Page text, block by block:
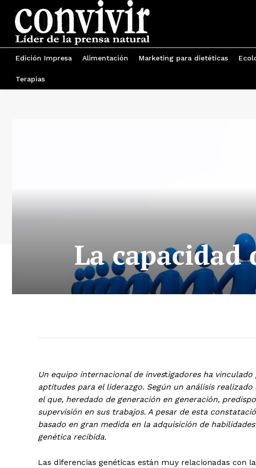
Edición Impresa Alimentación Marketing para dietéticas
Terapias
La
Un equipo internacional de investigadores ha
aptitudes para el liderazgo. Según un análisis
el que, heredado de generación en generación,
supervisión en sus trabajos. A pesar de esta
basado en gran medida en la adquisición de
genética recibida.
Las diferencias genéticas están muy relacionadas con